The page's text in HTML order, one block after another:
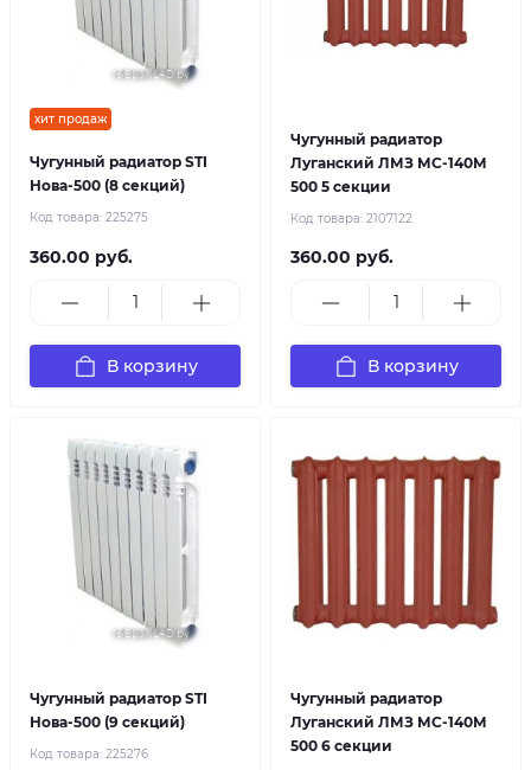
хит продаж
Чугунный радиатор STI
Нова-500 (8 секций)
Код товара: 225275
360.00 руб.
В корзину
Чугунный радиатор
Луганский ЛМЗ МС-140М
500 5 секции
Код товара: 2107122
360.00 руб.
В корзину
Чугунный радиатор STI
Нова-500 (9 секций)
Код товара: 225276
Чугунный радиатор
Луганский ЛМЗ МС-140М
500 6 секции